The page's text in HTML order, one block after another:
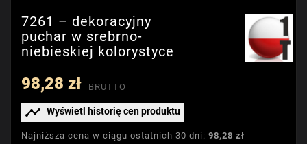
7261 – dekoracyjny
puchar w srebrno-
niebieskiej kolorystyce
98,28 zł BRUTTO
 Wyświetl historię cen produktu
Najniższa cena w ciągu ostatnich 30 dni: 98,28 zł